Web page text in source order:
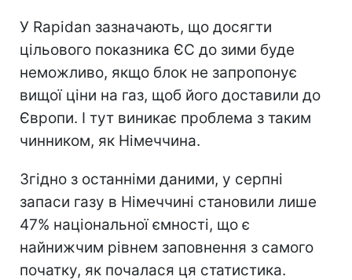
У Rapidan зазначають, що досягти
цільового показника ЄС до зими буде
неможливо, якщо блок не запропонує
вищої ціни на газ, щоб його доставили до
Європи. І тут виникає проблема з таким
чинником, як Німеччина.
Згідно з останніми даними, у серпні
запаси газу в Німеччині становили лише
47% національної ємності, що є
найнижчим рівнем заповнення з самого
початку, як почалася ця статистика.